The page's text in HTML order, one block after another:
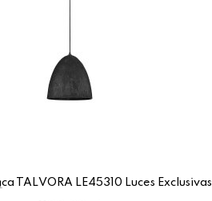
TALVORA LE45310 Luces Exclusivas